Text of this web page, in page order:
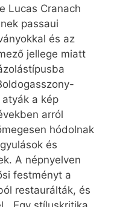
Lucas Cranach
passaui
és az
jellege miatt
a kép
arról
hódolnak
és
A népnyelven
festményt a
restaurálták, és